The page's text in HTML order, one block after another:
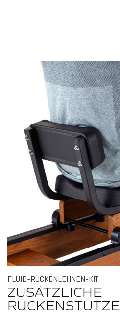
FLUID-RÜCKENLEHNEN-KIT
ZUSÄTZLICHE
RÜCKENSTÜTZE